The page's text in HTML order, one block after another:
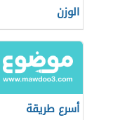
الوزن
أسرع طريقة